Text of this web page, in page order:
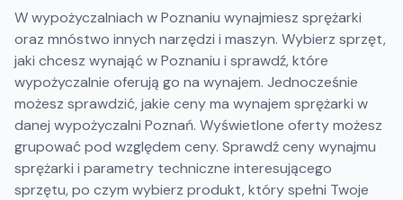
W wypożyczalniach w Poznaniu wynajmiesz sprężarki
oraz mnóstwo innych narzędzi i maszyn. Wybierz sprzęt,
jaki chcesz wynająć w Poznaniu i sprawdź, które
wypożyczalnie oferują go na wynajem. Jednocześnie
możesz sprawdzić, jakie ceny ma wynajem sprężarki w
danej wypożyczalni Poznań. Wyświetlone oferty możesz
grupować pod względem ceny. Sprawdź ceny wynajmu
sprężarki i parametry techniczne interesującego
sprzętu, po czym wybierz produkt, który spełni Twoje